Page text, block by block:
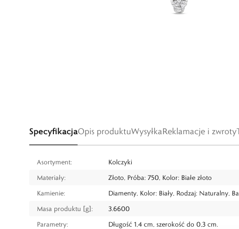
SpecyfikacjaOpis produktuWysyłkaReklamacje i zwroty
Asortyment:
Kolczyki
Materiały:
Złoto, Próba: 750, Kolor: Białe złoto
Kamienie:
Diamenty, Kolor: Biały, Rodzaj: Naturalny,
Masa produktu [g]:
3.6600
Parametry:
Długość 1,4 cm, szerokość do 0,3 cm.